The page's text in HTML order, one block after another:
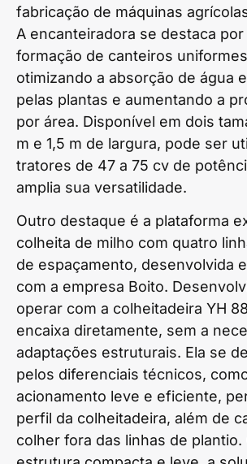
fabricação de máquinas
A encanteiradora se destaca
formação de canteiros
otimizando a absorção de água
pelas plantas e aumentando a
por área. Disponível em dois
m e 1,5 m de largura, pode ser
tratores de 47 a 75 cv de
amplia sua versatilidade.
Outro destaque é a plataforma
colheita de milho com quatro
de espaçamento, desenvolvida
com a empresa Boito.
operar com a colheitadeira YH
encaixa diretamente, sem a
adaptações estruturais. Ela se
pelos diferenciais técnicos,
acionamento leve e eficiente,
perfil da colheitadeira, além de
colher fora das linhas de plantio.